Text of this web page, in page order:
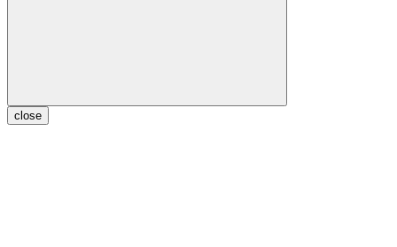
close